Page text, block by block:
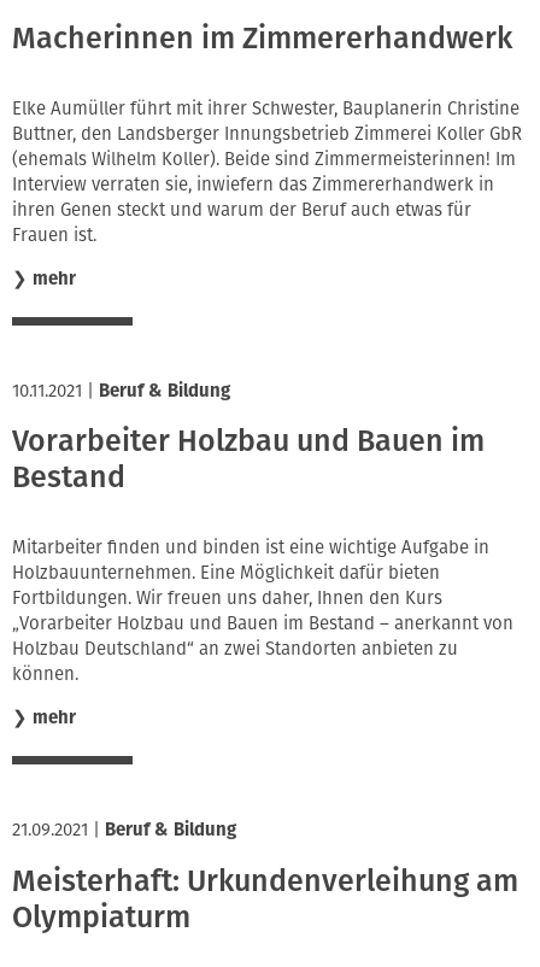
Macherinnen im Zimmererhandwerk
Elke Aumüller führt mit ihrer Schwester, Bauplanerin Christine
Buttner, den Landsberger Innungsbetrieb Zimmerei Koller GbR
(ehemals Wilhelm Koller). Beide sind Zimmermeisterinnen! Im
Interview verraten sie, inwiefern das Zimmererhandwerk in
ihren Genen steckt und warum der Beruf auch etwas für
Frauen ist.
❯ mehr
10.11.2021 Beruf & Bildung
Vorarbeiter Holzbau und Bauen im
Bestand
Mitarbeiter finden und binden ist eine wichtige Aufgabe in
Holzbauunternehmen. Eine Möglichkeit dafür bieten
Fortbildungen. Wir freuen uns daher, Ihnen den Kurs
„Vorarbeiter Holzbau und Bauen im Bestand – anerkannt von
Holzbau Deutschland“ an zwei Standorten anbieten zu
können.
❯ mehr
21.09.2021 Beruf & Bildung
Meisterhaft: Urkundenverleihung am
Olympiaturm